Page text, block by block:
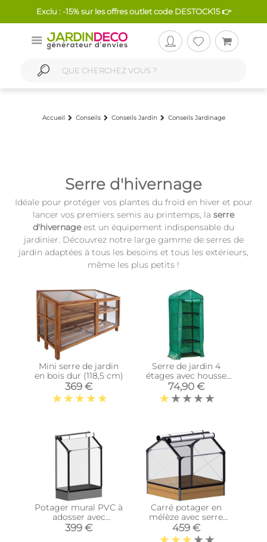
Exclu : -15% sur les offres outlet code DESTOCK15 👉
Accueil Conseils Conseils Jardin Conseils Jardinage
Serre d'hivernage
Idéale pour protéger vos plantes du froid en hiver et pour
lancer vos premiers semis au printemps, la serre
d'hivernageest un équipement indispensable du
jardinier. Découvrez notre large gamme de serres de
jardin adaptées à tous les besoins et tous les extérieurs,
même les plus petits !
Mini serre de jardin
en bois dur (118,5 cm)
369 €
Serre de jardin 4
étages avec housse
Grow
74,90 €
Potager mural PVC à
adosser avec
couverture de
399 €
Carré potager en
mélèze avec serre
Siberian (Longueur
120 cm)
459 €